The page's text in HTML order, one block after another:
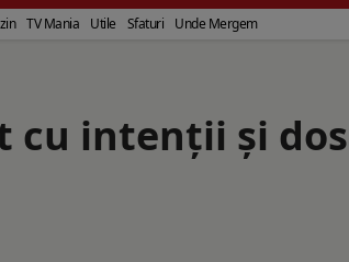
TV Mania Utile Sfaturi Unde Mergem
cu intenții și